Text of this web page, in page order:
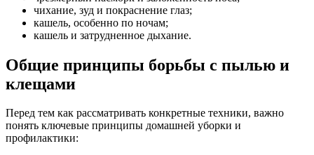
чихание, зуд и покраснение глаз;
кашель, особенно по ночам;
кашель и затрудненное дыхание.
Общие принципы борьбы с пылью и
клещами
Перед тем как рассматривать конкретные техники, важно
понять ключевые принципы домашней уборки и
профилактики: